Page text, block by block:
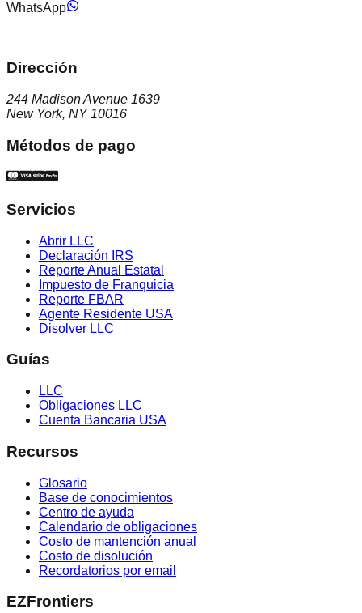
WhatsApp
Dirección
244 Madison Avenue 1639
New York, NY 10016
Métodos de pago
Servicios
Abrir LLC
Declaración IRS
Reporte Anual Estatal
Impuesto de Franquicia
Reporte FBAR
Agente Residente USA
Disolver LLC
Guías
LLC
Obligaciones LLC
Cuenta Bancaria USA
Recursos
Glosario
Base de conocimientos
Centro de ayuda
Calendario de obligaciones
Costo de mantención anual
Costo de disolución
Recordatorios por email
EZFrontiers